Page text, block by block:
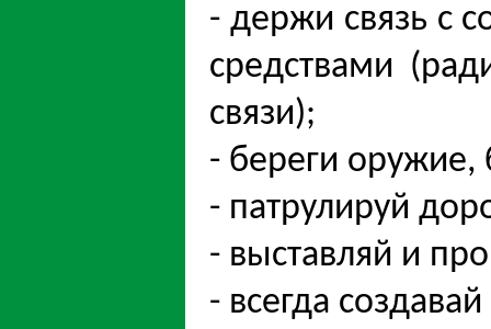
- держи связь с
средствами
связи);
- береги оружие,
- патрулируй
- выставляй и
- всегда